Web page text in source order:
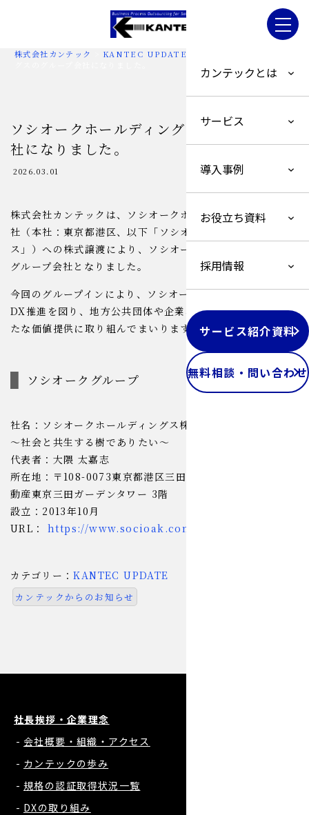
カンテックとは
サービス
導入事例
お役立ち資料
採用情報
サービス紹介資料
無料相談・問い合わせ
株式会社カンテック KANTEC UPDATE
ソシオークホールディングスのグループ会
社になりました。
2026.03.01
株式会社カンテックは、ソシオークホールディングス株式会
社（本社：東京都港区、以下「ソシオークホールディング
ス」）への株式譲渡により、ソシオークホールディングスの
グループ会社となりました。
今回のグループインにより、ソシオークグループの一層の
DX推進を図り、地方公共団体や企業、地域社会に向けた新
たな価値提供に取り組んでまいります。
ソシオークグループ
社名：ソシオークホールディングス株式会社
～社会と共生する樹でありたい～
代表者：大隈 太嘉志
所在地：〒108-0073東京都港区三田三丁目5番19号 住友不
動産東京三田ガーデンタワー 3階
設立：2013年10月
URL： https://www.socioak.com/
カテゴリー：KANTEC UPDATE
カンテックからのお知らせ
社長挨拶・企業理念
会社概要・組織・アクセス
カンテックの歩み
規格の認証取得状況一覧
DXの取り組み